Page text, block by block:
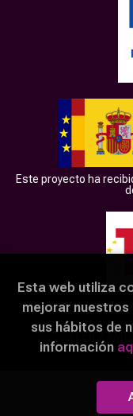
Este proyecto ha
Esta web utiliza
mejorar nuestros
sus hábitos de
información